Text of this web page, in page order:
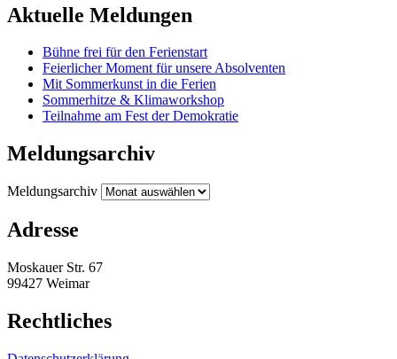
Aktuelle Meldungen
Bühne frei für den Ferienstart
Feierlicher Moment für unsere Absolventen
Mit Sommerkunst in die Ferien
Sommerhitze & Klimaworkshop
Teilnahme am Fest der Demokratie
Meldungsarchiv
Meldungsarchiv
Adresse
Moskauer Str. 67
99427 Weimar
Rechtliches